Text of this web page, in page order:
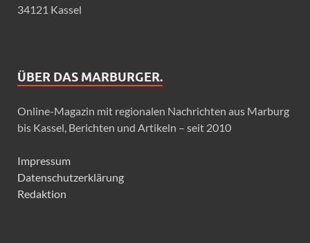
34121 Kassel
ÜBER DAS MARBURGER.
Online-Magazin mit regionalen Nachrichten aus Marburg
bis Kassel, Berichten und Artikeln – seit 2010
Impressum
Datenschutzerklärung
Redaktion